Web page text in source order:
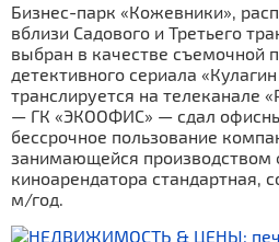
Бизнес-парк «Кожевники»,
вблизи Садового и Третьего
выбран в качестве съемочной
детективного сериала
транслируется на телеканале
— ГК «ЭКООФИС» — сдал
бессрочное пользование
занимающейся производством
киноарендатора стандартная,
м/год.